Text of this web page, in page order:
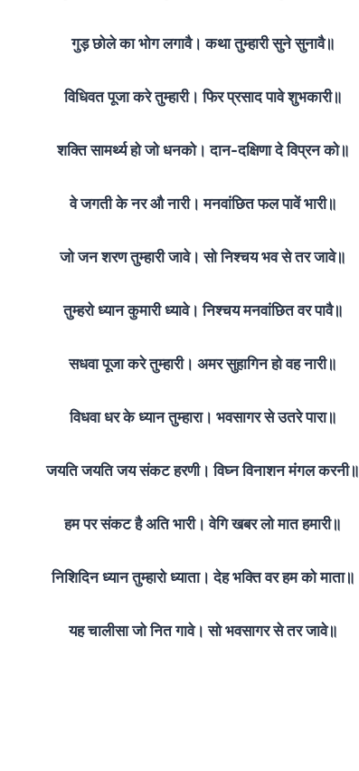
गुड़ छोले का भोग लगावै। कथा तुम्हारी सुने सुनावै॥
विधिवत पूजा करे तुम्हारी। फिर प्रसाद पावे शुभकारी॥
शक्ति सामर्थ्य हो जो धनको। दान-दक्षिणा दे विप्रन को॥
वे जगती के नर औ नारी। मनवांछित फल पावें भारी॥
जो जन शरण तुम्हारी जावे। सो निश्‍चय भव से तर जावे॥
तुम्हरो ध्यान कुमारी ध्यावे। निश्‍चय मनवांछित वर पावै॥
सधवा पूजा करे तुम्हारी। अमर सुहागिन हो वह नारी॥
विधवा धर के ध्यान तुम्हारा। भवसागर से उतरे पारा॥
जयति जयति जय संकट हरणी। विघ्न विनाशन मंगल करनी॥
हम पर संकट है अति भारी। वेगि खबर लो मात हमारी॥
निशिदिन ध्यान तुम्हारो ध्याता। देह भक्ति वर हम को माता॥
यह चालीसा जो नित गावे। सो भवसागर से तर जावे॥